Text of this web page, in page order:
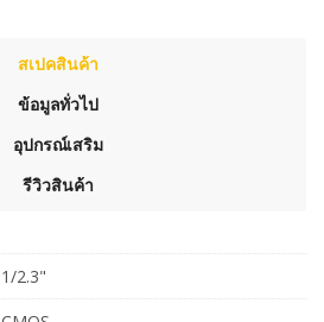
สเปคสินค้า
ข้อมูลทั่วไป
อุปกรณ์เสริม
รีวิวสินค้า
1/2.3"